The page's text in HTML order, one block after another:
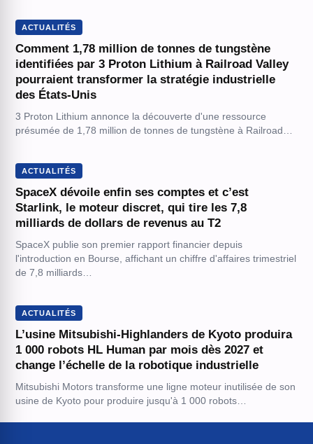
ACTUALITÉS
Comment 1,78 million de tonnes de tungstène
identifiées par 3 Proton Lithium à Railroad Valley
pourraient transformer la stratégie industrielle
des États-Unis
3 Proton Lithium annonce la découverte d'une ressource
présumée de 1,78 million de tonnes de tungstène à Railroad…
ACTUALITÉS
SpaceX dévoile enfin ses comptes et c’est
Starlink, le moteur discret, qui tire les 7,8
milliards de dollars de revenus au T2
SpaceX publie son premier rapport financier depuis
l'introduction en Bourse, affichant un chiffre d'affaires trimestriel
de 7,8 milliards…
ACTUALITÉS
L’usine Mitsubishi-Highlanders de Kyoto produira
1 000 robots HL Human par mois dès 2027 et
change l’échelle de la robotique industrielle
Mitsubishi Motors transforme une ligne moteur inutilisée de son
usine de Kyoto pour produire jusqu'à 1 000 robots…